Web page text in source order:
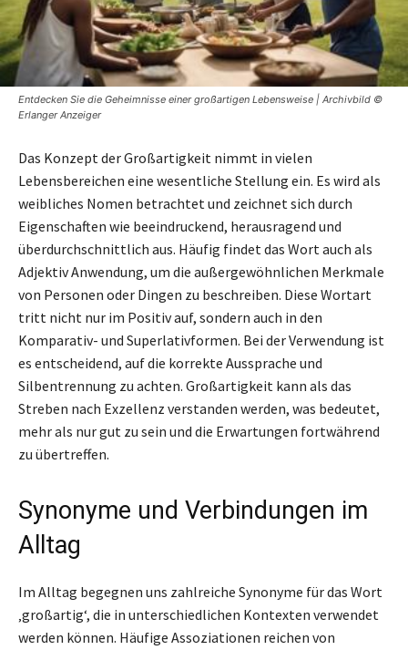
Entdecken Sie die Geheimnisse einer großartigen Lebensweise | Archivbild ©
Erlanger Anzeiger
Das Konzept der Großartigkeit nimmt in vielen
Lebensbereichen eine wesentliche Stellung ein. Es wird als
weibliches Nomen betrachtet und zeichnet sich durch
Eigenschaften wie beeindruckend, herausragend und
überdurchschnittlich aus. Häufig findet das Wort auch als
Adjektiv Anwendung, um die außergewöhnlichen Merkmale
von Personen oder Dingen zu beschreiben. Diese Wortart
tritt nicht nur im Positiv auf, sondern auch in den
Komparativ- und Superlativformen. Bei der Verwendung ist
es entscheidend, auf die korrekte Aussprache und
Silbentrennung zu achten. Großartigkeit kann als das
Streben nach Exzellenz verstanden werden, was bedeutet,
mehr als nur gut zu sein und die Erwartungen fortwährend
zu übertreffen.
Synonyme und Verbindungen im
Alltag
Im Alltag begegnen uns zahlreiche Synonyme für das Wort
‚großartig‘, die in unterschiedlichen Kontexten verwendet
werden können. Häufige Assoziationen reichen von